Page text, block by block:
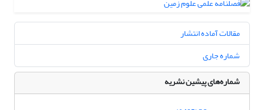
مقالات آماده انتشار
شماره جاری
شماره‌های پیشین نشریه